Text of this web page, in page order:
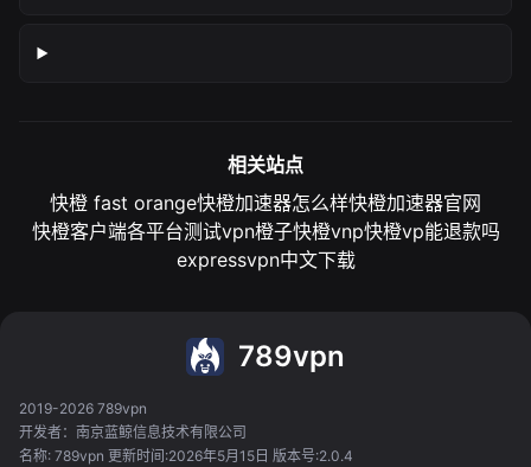
相关站点
快橙 fast orange快橙加速器怎么样快橙加速器官网
快橙客户端各平台测试vpn橙子快橙vnp快橙vp能退款吗
expressvpn中文下载
789vpn
2019-2026 789vpn
开发者：南京蓝鲸信息技术有限公司
名称: 789vpn 更新时间:2026年5月15日 版本号:2.0.4